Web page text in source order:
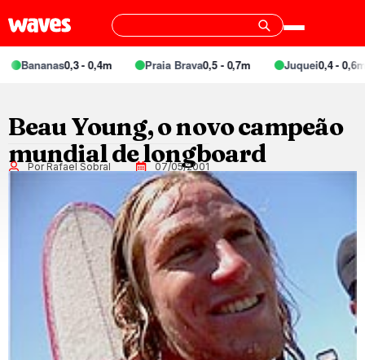
0,3 - 0,4m Praia Brava0,5 - 0,7m Juquei0,4 - 0,6m
Beau Young, o novo campeão
mundial de longboard
Por Rafael Sobral 07/05/2001